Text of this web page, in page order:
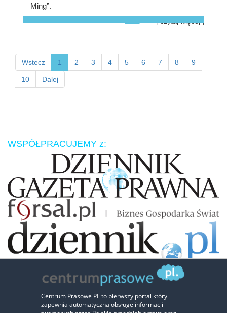
Ming”.
Wstecz 1 2 3 4 5 6 7 8 9
10 Dalej
WSPÓŁPRACUJEMY z:
Zaufali nam:
Centrum Prasowe PL to pierwszy portal który
zapewnia automatyczną obsługę informacji